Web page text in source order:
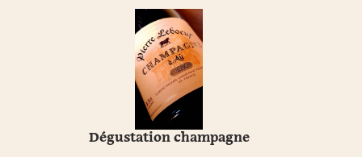
Dégustation champagne